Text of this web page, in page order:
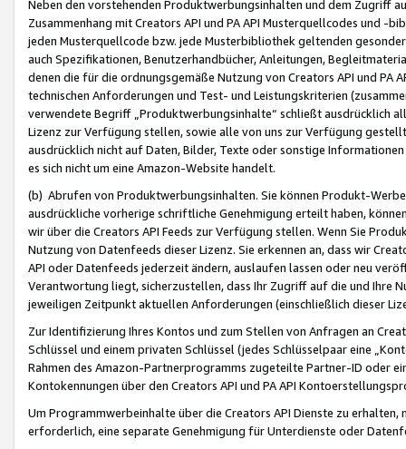
Neben den vorstehenden Produktwerbungsinhalten und dem Zugriff
Zusammenhang mit Creators API und PA API Musterquellcodes und
jeden Musterquellcode bzw. jede Musterbibliothek geltenden
auch Spezifikationen, Benutzerhandbücher, Anleitungen,
denen die für die ordnungsgemäße Nutzung von Creators API und PA
technischen Anforderungen und Test- und Leistungskriterien
verwendete Begriff „Produktwerbungsinhalte“ schließt ausdrücklich
Lizenz zur Verfügung stellen, sowie alle von uns zur Verfügung
ausdrücklich nicht auf Daten, Bilder, Texte oder sonstige
es sich nicht um eine Amazon-Website handelt.
(b) Abrufen von Produktwerbungsinhalten. Sie können Produkt-
ausdrückliche vorherige schriftliche Genehmigung erteilt haben,
wir über die Creators API Feeds zur Verfügung stellen. Wenn Sie
Nutzung von Datenfeeds dieser Lizenz. Sie erkennen an, dass wir
API oder Datenfeeds jederzeit ändern, auslaufen lassen oder neu
Verantwortung liegt, sicherzustellen, dass Ihr Zugriff auf die und Ihre
jeweiligen Zeitpunkt aktuellen Anforderungen (einschließlich dieser
Zur Identifizierung Ihres Kontos und zum Stellen von Anfragen an
Schlüssel und einem privaten Schlüssel (jedes Schlüsselpaar eine
Rahmen des Amazon-Partnerprogramms zugeteilte Partner-ID oder
Kontokennungen über den Creators API und PA API
Um Programmwerbeinhalte über die Creators API Dienste zu
erforderlich, eine separate Genehmigung für Unterdienste oder